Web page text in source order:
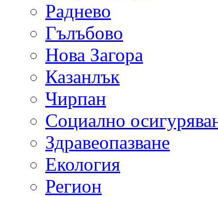
Раднево
Гълъбово
Нова Загора
Казанлък
Чирпан
Социално
Здравеопазване
Екология
Регион